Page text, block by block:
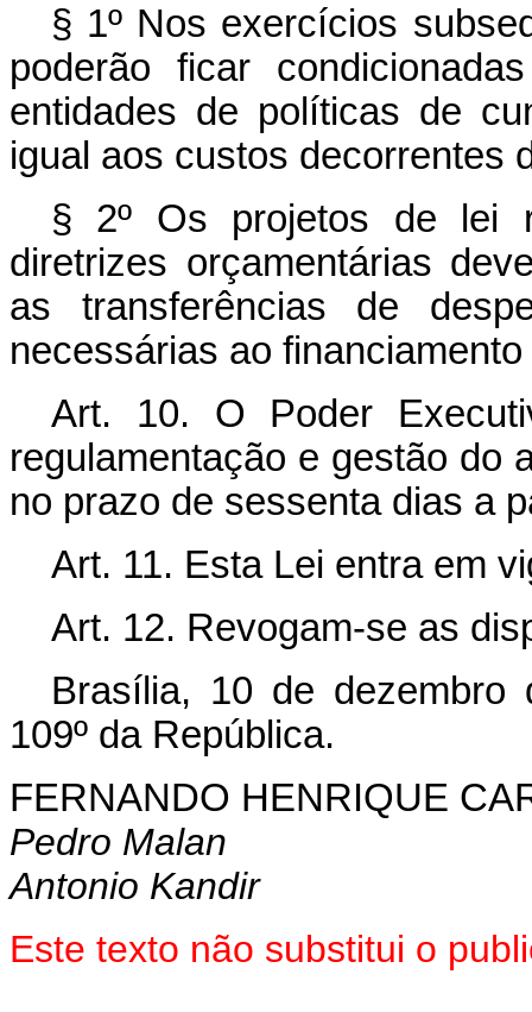
§ 1º Nos exercícios
poderão ficar
entidades de políticas de
igual aos custos decorrentes
§ 2º Os projetos de lei
diretrizes orçamentárias
as transferências de
necessárias ao
Art. 10. O Poder
regulamentação e gestão do
no prazo de sessenta dias a
Art. 11. Esta Lei entra em
Art. 12. Revogam-se as
Brasília, 10 de dezembro
109º da República.
FERNANDO HENRIQUE
Pedro Malan
Antonio Kandir
Este texto não substitui o